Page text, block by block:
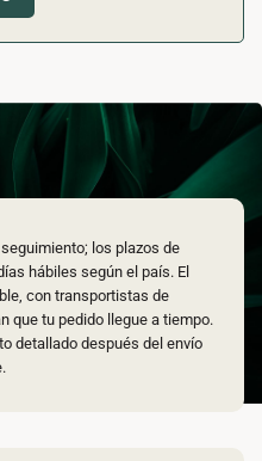
los plazos de
hábiles según el país. El
con transportistas de
que tu pedido llegue a tiempo.
detallado después del envío